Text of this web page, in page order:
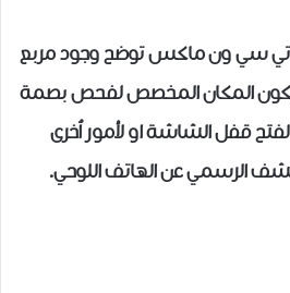
تي سي ون ماكس توضح وجود مربع
يكون المكان المخصص لفحص بصمة
قفل الشاشة او لأمور اُخرى
الرسمي عن الهاتف اللوحي.